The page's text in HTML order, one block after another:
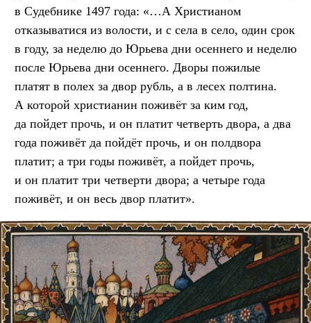
в Судебнике 1497 года: «…А Христианом
отказыватися из волости, и с села в село, один срок
в году, за неделю до Юрьева дни осеннего и неделю
после Юрьева дни осеннего. Дворы пожилые
платят в полех за двор рубль, а в лесех полтина.
А которой христианин поживёт за ким год,
да пойдет прочь, и он платит четверть двора, а два
года поживёт да пойдёт прочь, и он полдвора
платит; а три годы поживёт, а пойдет прочь,
и он платит три четверти двора; а четыре года
поживёт, и он весь двор платит».